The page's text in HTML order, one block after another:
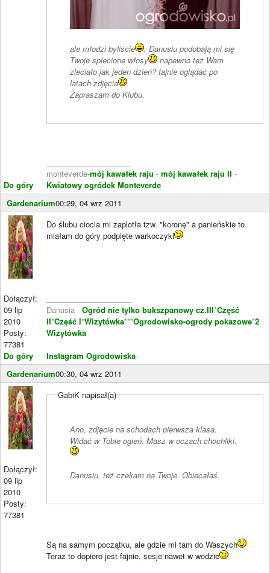
Do góry
ale młodzi byliście
, Danusiu podobają mi się
Twoje splecione włosy
napewno też Wam
zleciało jak jeden dzień? fajnie oglądać po
latach zdjęcia
Zapraszam do Klubu.
monteverde-mój kawałek raju - mój kawałek raju II -
Kwiatowy ogródek Monteverde
Gardenarium00:29, 04 wrz 2011
Dołączył:
09 lip
2010
Posty:
77381
Do góry
Do ślubu ciocia mi zaplotła tzw. "koronę" a panieńskie to
miałam do góry podpięte warkoczykl
Danusia - Ogród nie tylko bukszpanowy cz.III*Część
II*Część I*Wizytówka***Ogrodowisko-ogrody pokazowe*2
Wizytówka
Instagram Ogrodowiska
Gardenarium00:30, 04 wrz 2011
Dołączył:
09 lip
2010
Posty:
77381
GabiK napisał(a)
Ano, zdjęcie na schodach pierwsza klasa.
Widać w Tobie ogień. Masz w oczach chochliki.
Danusiu, też czekam na Twoje. Obiecałaś.
Są na samym początku, ale gdzie mi tam do Waszych
Teraz to dopiero jest fajnie, sesje nawet w wodzie